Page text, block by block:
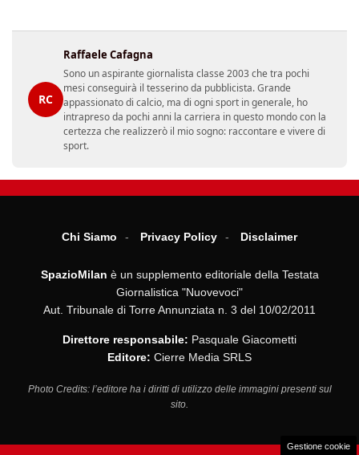
RC
Raffaele Cafagna
Sono un aspirante giornalista classe 2003 che tra pochi
mesi conseguirà il tesserino da pubblicista. Grande
appassionato di calcio, ma di ogni sport in generale, ho
intrapreso da pochi anni la carriera in questo mondo con la
certezza che realizzerò il mio sogno: raccontare e vivere di
sport.
Chi Siamo Privacy Policy Disclaimer
SpazioMilan è un supplemento editoriale della Testata
Giornalistica "Nuovevoci"
Aut. Tribunale di Torre Annunziata n. 3 del 10/02/2011
Direttore responsabile: Pasquale Giacometti
Editore: Cierre Media SRLS
Photo Credits: l’editore ha i diritti di utilizzo delle immagini presenti sul
sito.
Gestione cookie